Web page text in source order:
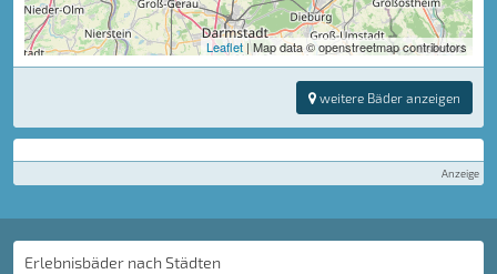
Leaflet| Map data © openstreetmap contributors
weitere Bäder anzeigen
Anzeige
Erlebnisbäder nach Städten